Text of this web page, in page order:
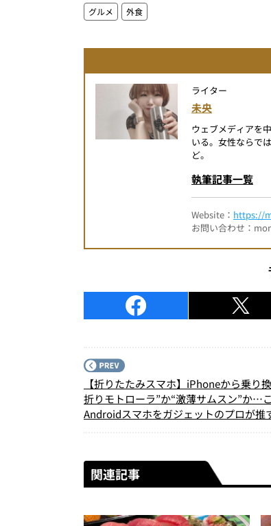
グルメ 外食
ライター
未央
ウェブメディアを
いる。女性ならで
ど。
執筆記事一覧
Website： https://
お問い合わせ：
【折りたたみスマホ】iPhoneから乗り
折りモトローラ”か“激薄サムスン”か…
Androidスマホをガジェットのプロが推
関連記事